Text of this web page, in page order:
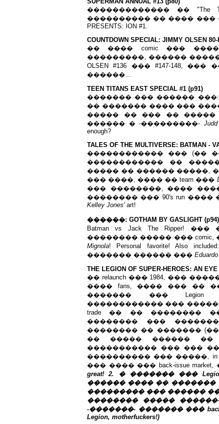
������������� �� "The
���������� �� ���� ���
PRESENTS: ION #1.
COUNTDOWN SPECIAL: JIMMY OLSEN
�� ���� comic ���
���������, ������ �����
OLSEN #136 ��� #147-148,
������...
TEEN TITANS EAST SPECIAL #1 (p91)
������� ��� ������
�� ������� ���� ���
����� �� ��� �� �����
������ � -���������-
enough?
TALES OF THE MULTIVERSE: BATMAN -
������������ ��� (��
������������ ��
����� �� ������ �����,
��� ����, ���� �� team ���
��� ��������, ����
�������� ��� 90's run ���� ���
Kelley Jones'art!
������: GOTHAM BY GASLIGHT (p94)
Batman vs Jack The Ripper!
�������� ����� ���
Mignola! Personal favorite! Also
������� ������ ���
THE LEGION OF SUPER-HEROES: AN
�� relaunch ��� 1984, ���
���� fans, ���� ��� ��
������� ��� Legion
������������ ���
trade �� �� ��������
�������� ���
�������� �� ������� (��
�� ����� ������ ��
����������� ��� ���
���������� ��� �����, in
��� ���� ��� back-issue market,
great! 2. � ������� ���
������ ���� ��
��������� ��� ������ ��
�������� �����
-�������- ������� ��� back
Legion, motherfuckers!)